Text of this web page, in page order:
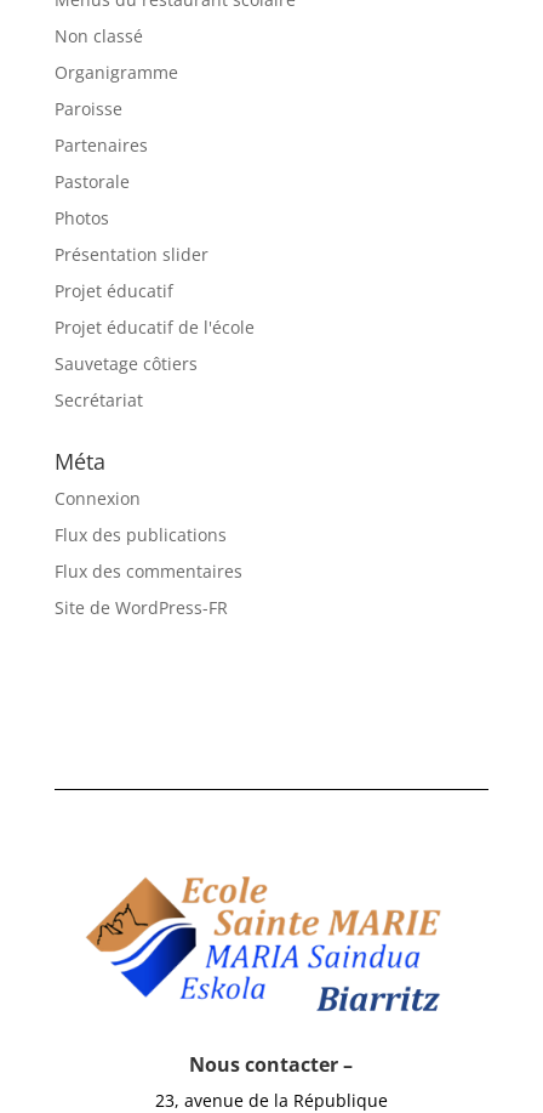
Non classé
Organigramme
Paroisse
Partenaires
Pastorale
Photos
Présentation slider
Projet éducatif
Projet éducatif de l'école
Sauvetage côtiers
Secrétariat
Méta
Connexion
Flux des publications
Flux des commentaires
Site de WordPress-FR
Nous contacter –
23, avenue de la République